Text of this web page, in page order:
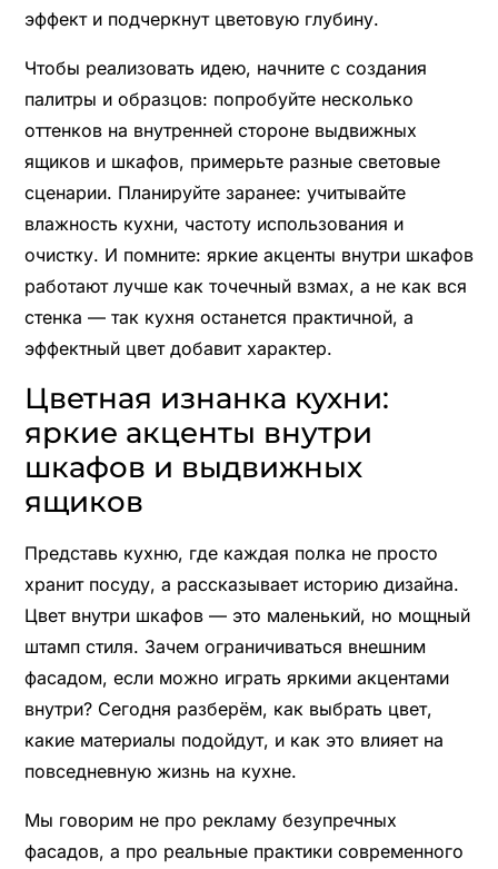
эффект и подчеркнут цветовую глубину.
Чтобы реализовать идею, начните с создания
палитры и образцов: попробуйте несколько
оттенков на внутренней стороне выдвижных
ящиков и шкафов, примерьте разные световые
сценарии. Планируйте заранее: учитывайте
влажность кухни, частоту использования и
очистку. И помните: яркие акценты внутри шкафов
работают лучше как точечный взмах, а не как вся
стенка — так кухня останется практичной, а
эффектный цвет добавит характер.
Цветная изнанка кухни:
яркие акценты внутри
шкафов и выдвижных
ящиков
Представь кухню, где каждая полка не просто
хранит посуду, а рассказывает историю дизайна.
Цвет внутри шкафов — это маленький, но мощный
штамп стиля. Зачем ограничиваться внешним
фасадом, если можно играть яркими акцентами
внутри? Сегодня разберём, как выбрать цвет,
какие материалы подойдут, и как это влияет на
повседневную жизнь на кухне.
Мы говорим не про рекламу безупречных
фасадов, а про реальные практики современного